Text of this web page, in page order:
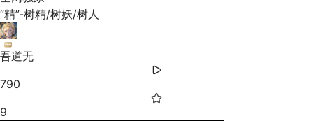
“精”-树精/树妖/树人
吾道无
790
9